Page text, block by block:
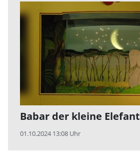
Babar der kleine Elefant
01.10.2024 13:08 Uhr